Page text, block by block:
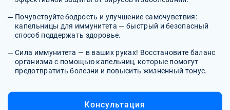
Почувствуйте бодрость и улучшение самочувствия:
капельницы для иммунитета — быстрый и безопасный
способ поддержать здоровье.
Сила иммунитета — в ваших руках! Восстановите баланс
организма с помощью капельниц, которые помогут
предотвратить болезни и повысить жизненный тонус.
Консультация